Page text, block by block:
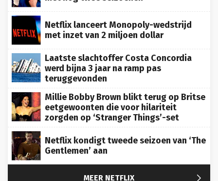
Netflix lanceert Monopoly-wedstrijd
met inzet van 2 miljoen dollar
Laatste slachtoffer Costa Concordia
werd bijna 3 jaar na ramp pas
teruggevonden
Millie Bobby Brown blikt terug op Britse
eetgewoonten die voor hilariteit
zorgden op ‘Stranger Things’-set
Netflix kondigt tweede seizoen van ‘The
Gentlemen’ aan
MEER NETFLIX 